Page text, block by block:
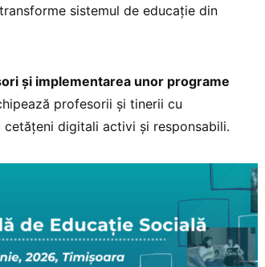
sistemul de educație din
și implementarea unor programe
profesorii și tinerii cu
digitali activi și responsabili.